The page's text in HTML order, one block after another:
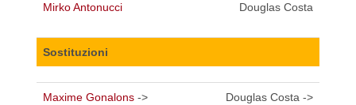
Mirko Antonucci
Douglas Costa
Sostituzioni
Maxime Gonalons ->
Douglas Costa ->